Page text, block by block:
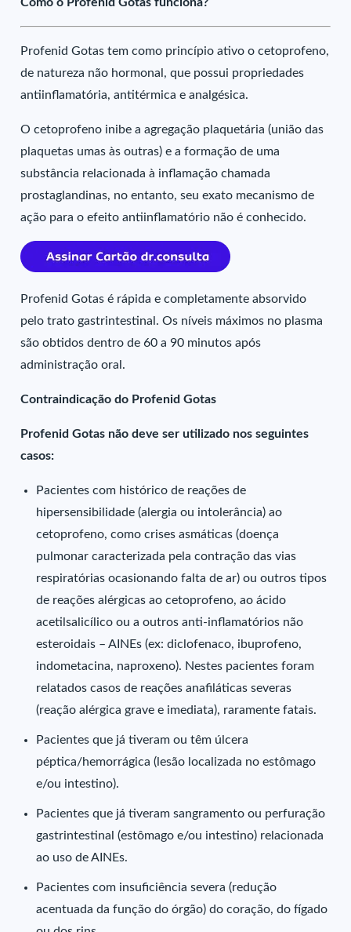
Profenid Gotas tem como princípio ativo o cetoprofeno,
de natureza não hormonal, que possui propriedades
antiinflamatória, antitérmica e analgésica.
O cetoprofeno inibe a agregação plaquetária (união das
plaquetas umas às outras) e a formação de uma
substância relacionada à inflamação chamada
prostaglandinas, no entanto, seu exato mecanismo de
ação para o efeito antiinflamatório não é conhecido.
Profenid Gotas é rápida e completamente absorvido
pelo trato gastrintestinal. Os níveis máximos no plasma
são obtidos dentro de 60 a 90 minutos após
administração oral.
Contraindicação do Profenid Gotas
Profenid Gotas não deve ser utilizado nos seguintes
casos:
Pacientes com histórico de reações de
hipersensibilidade (alergia ou intolerância) ao
cetoprofeno, como crises asmáticas (doença
pulmonar caracterizada pela contração das vias
respiratórias ocasionando falta de ar) ou outros tipos
de reações alérgicas ao cetoprofeno, ao ácido
acetilsalicílico ou a outros anti-inflamatórios não
esteroidais – AINEs (ex: diclofenaco, ibuprofeno,
indometacina, naproxeno). Nestes pacientes foram
relatados casos de reações anafiláticas severas
(reação alérgica grave e imediata), raramente fatais.
Pacientes que já tiveram ou têm úlcera
péptica/hemorrágica (lesão localizada no estômago
e/ou intestino).
Pacientes que já tiveram sangramento ou perfuração
gastrintestinal (estômago e/ou intestino) relacionada
ao uso de AINEs.
Pacientes com insuficiência severa (redução
acentuada da função do órgão) do coração, do fígado